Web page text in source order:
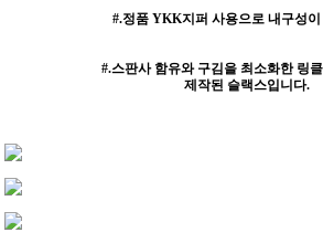
#.정품 YKK지퍼 사용으로 내구성
#.스판사 함유와 구김을 최소화한 링
제작된 슬랙스입니다.